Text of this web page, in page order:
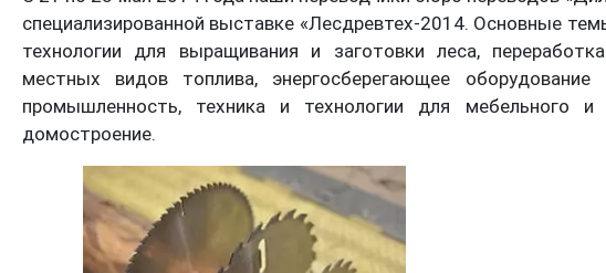
специализированной выставке «Лесдревтех-2014. Основные
технологии для выращивания и заготовки леса,
местных видов топлива, энергосберегающее
промышленность, техника и технологии для мебельного и
домостроение.